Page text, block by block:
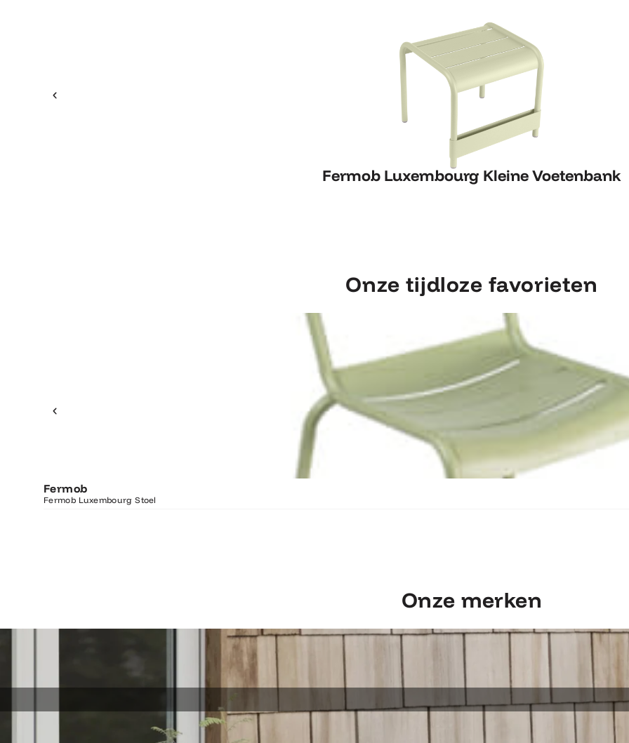
Fermob Luxembourg Kleine Voetenbank
Fermob Luxembourg Kleine Voetenbank
Onze tijdloze favorieten
Fermob
Fermob Luxembourg Stoel
Onze merken